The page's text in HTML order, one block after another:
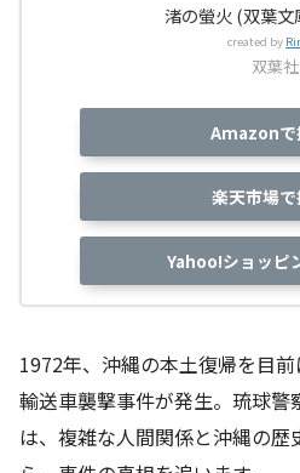
渚の螢火 (双葉文
created by
双葉社
Amazonで
楽天市場で
Yahoo!ショッピ
1972年、沖縄の本土復帰を目
輸送車襲撃事件が発生。琉球
は、複雑な人間関係と沖縄の